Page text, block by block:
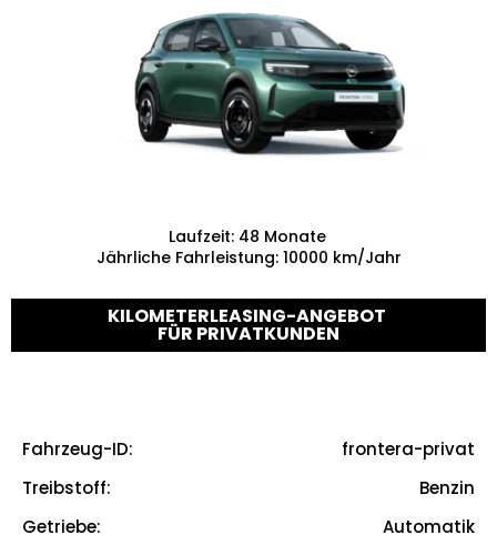
Laufzeit: 48 Monate
Jährliche Fahrleistung: 10000 km/Jahr
KILOMETERLEASING-ANGEBOT
FÜR PRIVATKUNDEN
Fahrzeug-ID:
frontera-privat
Treibstoff:
Benzin
Getriebe:
Automatik